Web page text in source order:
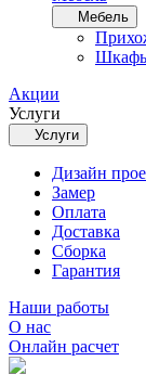
Мебель
Акции
Услуги
Услуги
Дизайн
Замер
Оплата
Доставка
Сборка
Гарантия
Наши работы
О нас
Онлайн расчет